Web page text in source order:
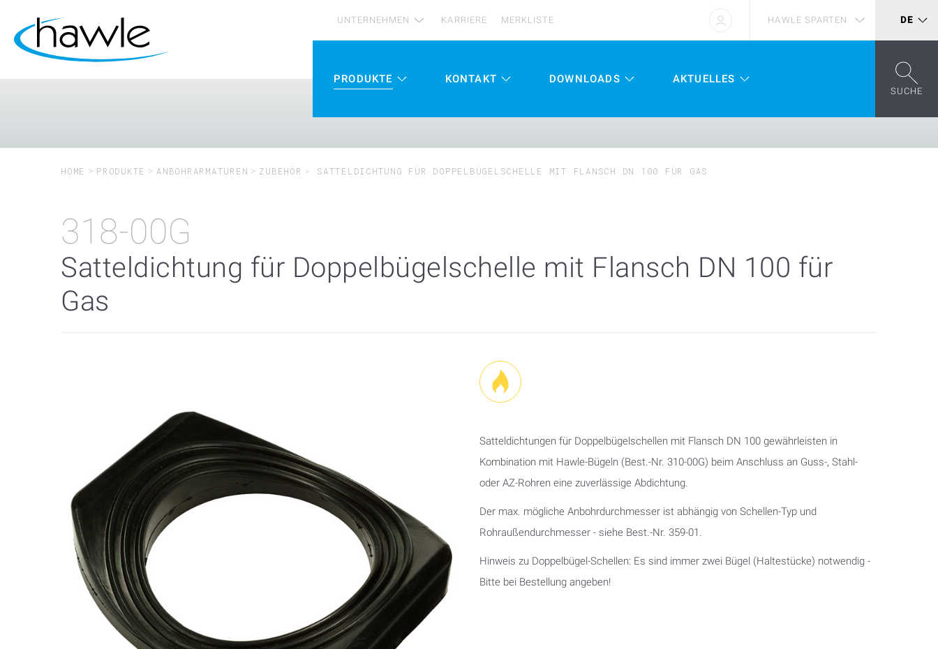
UNTERNEHMEN KARRIERE MERKLISTE HAWLE SPARTEN DE
PRODUKTE KONTAKT DOWNLOADS AKTUELLES
SUCHE
HOME PRODUKTE ANBOHRARMATUREN ZUBEHÖR SATTELDICHTUNG FÜR DOPPELBÜGELSCHELLE MIT FLANSCH DN 100 FÜR GAS
318-00G
Satteldichtung für Doppelbügelschelle mit Flansch DN 100 für
Gas
Satteldichtungen für Doppelbügelschellen mit Flansch DN 100 gewährleisten in
Kombination mit Hawle-Bügeln (Best.-Nr. 310-00G) beim Anschluss an Guss-, Stahl-
oder AZ-Rohren eine zuverlässige Abdichtung.
Der max. mögliche Anbohrdurchmesser ist abhängig von Schellen-Typ und
Rohraußendurchmesser - siehe Best.-Nr. 359-01.
Hinweis zu Doppelbügel-Schellen: Es sind immer zwei Bügel (Haltestücke) notwendig -
Bitte bei Bestellung angeben!